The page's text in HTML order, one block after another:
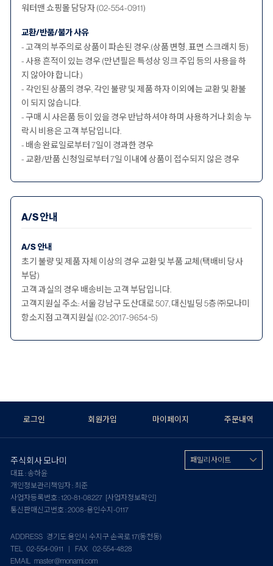
워터맨 쇼핑몰 담당자 (02-554-0911)
교환/반품/불가 사유
- 고객의 부주의로 상품이 파손된 경우.(상품 변형, 표면 스크래치 등)
- 사용 흔적이 있는 경우 (만년필은 특성상 잉크 주입 등의 사용을 하
지 않아야 합니다.)
- 각인된 상품의 경우, 각인 불량 및 제품 하자 이외에는 교환 및 환불
이 되지 않습니다.
- 구매 시 사은품 등이 있을 경우 반납하셔야 하며 사용하거나 회송 누
락시 비용은 고객 부담입니다.
- 배송 완료일로부터 7일이 경과한 경우
- 교환/반품 신청일로부터 7일 이내에 상품이 접수되지 않은 경우
A/S 안내
A/S 안내
초기 불량 및 제품 자체 이상의 경우 교환 및 부품 교체(택배비 당사
부담)
고객 과실의 경우 배송비는 고객 부담입니다.
고객지원실 주소: 서울 강남구 도산대로 507, 대신빌딩 5층 ㈜모나미
항소지점 고객지원실 (02-2017-9654~5)
로그인 회원가입 마이페이지 주문내역
주식회사 모나미
대표 : 송하윤
개인정보관리책임자 : 최준
사업자등록번호 : 120-81-08227 [사업자정보확인]
통신판매신고번호 : 2008-용인수지-0117
ADDRESS 경기도 용인시 수지구 손곡로 17(동천동)
TEL 02-554-0911 | FAX 02-554-4828
EMAIL master@monami.com
패밀리 사이트